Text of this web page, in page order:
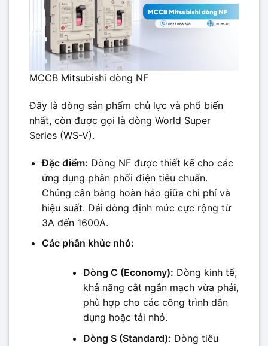
MCCB Mitsubishi dòng NF
Đây là dòng sản phẩm chủ lực và phổ biến
nhất, còn được gọi là dòng World Super
Series (WS-V).
Đặc điểm: Dòng NF được thiết kế cho các
ứng dụng phân phối điện tiêu chuẩn.
Chúng cân bằng hoàn hảo giữa chi phí và
hiệu suất. Dải dòng định mức cực rộng từ
3A đến 1600A.
Các phân khúc nhỏ:
Dòng C (Economy): Dòng kinh tế,
khả năng cắt ngắn mạch vừa phải,
phù hợp cho các công trình dân
dụng hoặc tải nhỏ.
Dòng S (Standard): Dòng tiêu